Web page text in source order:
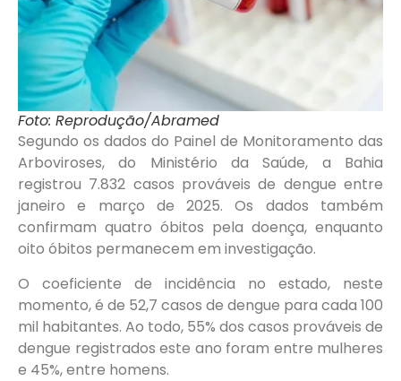
Foto: Reprodução/Abramed
Segundo os dados do Painel de Monitoramento das
Arboviroses, do Ministério da Saúde, a Bahia
registrou 7.832 casos prováveis de dengue entre
janeiro e março de 2025. Os dados também
confirmam quatro óbitos pela doença, enquanto
oito óbitos permanecem em investigação.
O coeficiente de incidência no estado, neste
momento, é de 52,7 casos de dengue para cada 100
mil habitantes. Ao todo, 55% dos casos prováveis de
dengue registrados este ano foram entre mulheres
e 45%, entre homens.